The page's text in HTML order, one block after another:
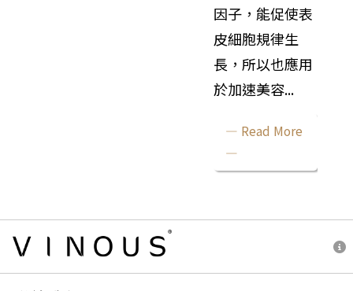
因子，能促使表
皮細胞規律生
長，所以也應用
於加速美容...
— Read More
—